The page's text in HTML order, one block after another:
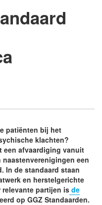
patiënten bij het
klachten?
een afvaardiging vanuit
een
In de standaard staan
en herstelgerichte
partijen is de
op GGZ Standaarden.